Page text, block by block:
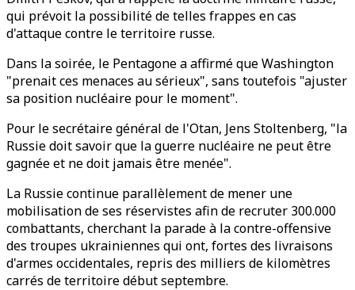
qui prévoit la possibilité de telles frappes en cas
d'attaque contre le territoire russe.
Dans la soirée, le Pentagone a affirmé que Washington
"prenait ces menaces au sérieux", sans toutefois "ajuster
sa position nucléaire pour le moment".
Pour le secrétaire général de l'Otan, Jens Stoltenberg, "la
Russie doit savoir que la guerre nucléaire ne peut être
gagnée et ne doit jamais être menée".
La Russie continue parallèlement de mener une
mobilisation de ses réservistes afin de recruter 300.000
combattants, cherchant la parade à la contre-offensive
des troupes ukrainiennes qui ont, fortes des livraisons
d'armes occidentales, repris des milliers de kilomètres
carrés de territoire début septembre.